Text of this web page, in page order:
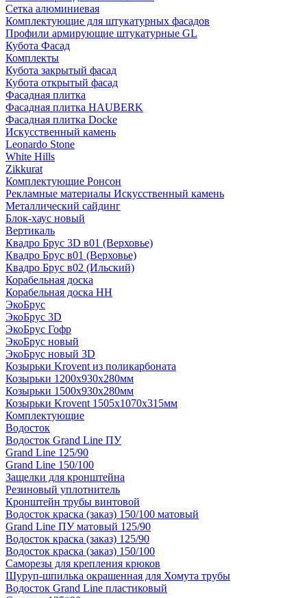
Сетка алюминиевая
Комплектующие для штукатурных фасадов
Профили армирующие штукатурные GL
Кубота Фасад
Комплекты
Кубота закрытый фасад
Кубота открытый фасад
Фасадная плитка
Фасадная плитка HAUBERK
Фасадная плитка Docke
Искусственный камень
Leonardo Stone
White Hills
Zikkurat
Комплектующие Ронсон
Рекламные материалы Искусственный камень
Металлический сайдинг
Блок-хаус новый
Вертикаль
Квадро Брус 3D в01 (Верховье)
Квадро Брус в01 (Верховье)
Квадро Брус в02 (Ильский)
Корабельная доска
Корабельная доска НН
ЭкоБрус
ЭкоБрус 3D
ЭкоБрус Гофр
ЭкоБрус новый
ЭкоБрус новый 3D
Козырьки Krovent из поликарбоната
Козырьки 1200х930х280мм
Козырьки 1500х930х280мм
Козырьки Krovent 1505х1070х315мм
Комплектующие
Водосток
Водосток Grand Line ПУ
Grand Line 125/90
Grand Line 150/100
Защелки для кронштейна
Резиновый уплотнитель
Кронштейн трубы винтовой
Водосток краска (заказ) 150/100 матовый
Grand Line ПУ матовый 125/90
Водосток краска (заказ) 125/90
Водосток краска (заказ) 150/100
Саморезы для крепления крюков
Шуруп-шпилька окрашенная для Хомута трубы
Водосток Grand Line пластиковый